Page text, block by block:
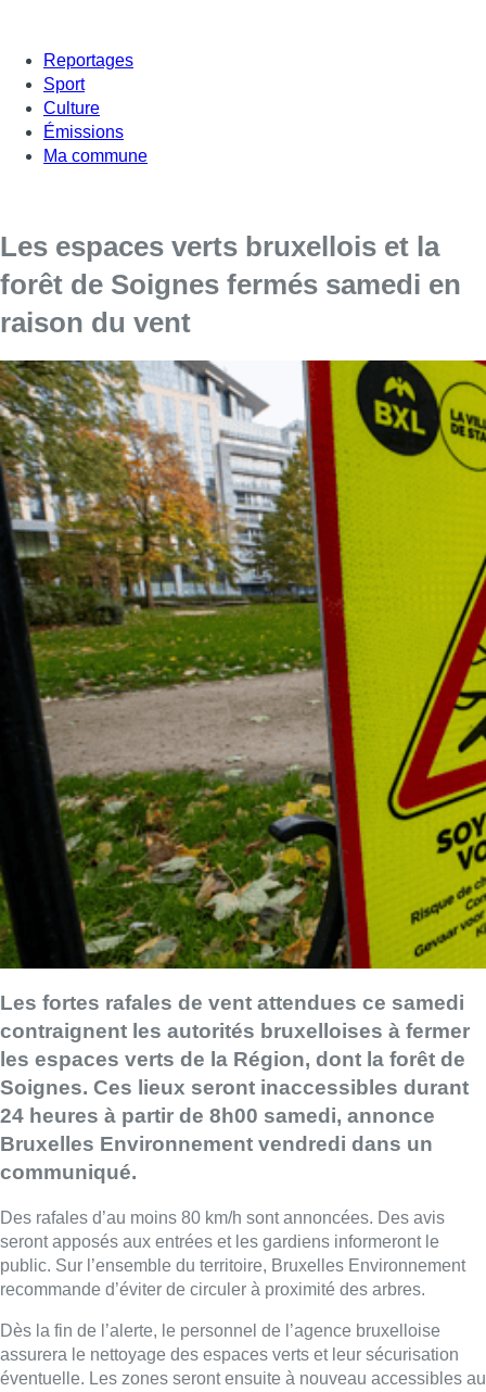
Reportages
Sport
Culture
Émissions
Ma commune
Les espaces verts bruxellois et la
forêt de Soignes fermés samedi en
raison du vent
Les fortes rafales de vent attendues ce samedi
contraignent les autorités bruxelloises à fermer
les espaces verts de la Région, dont la forêt de
Soignes. Ces lieux seront inaccessibles durant
24 heures à partir de 8h00 samedi, annonce
Bruxelles Environnement vendredi dans un
communiqué.
Des rafales d’au moins 80 km/h sont annoncées. Des avis
seront apposés aux entrées et les gardiens informeront le
public. Sur l’ensemble du territoire, Bruxelles Environnement
recommande d’éviter de circuler à proximité des arbres.
Dès la fin de l’alerte, le personnel de l’agence bruxelloise
assurera le nettoyage des espaces verts et leur sécurisation
éventuelle. Les zones seront ensuite à nouveau accessibles au